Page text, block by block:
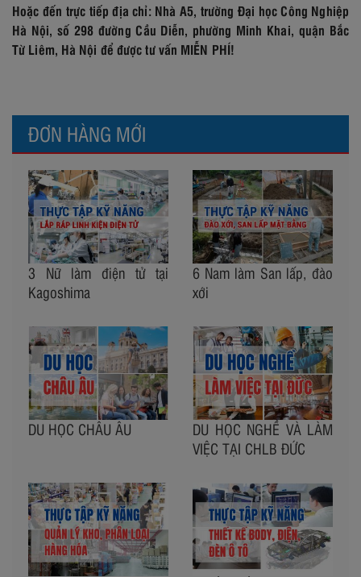
Hoặc đến trực tiếp địa chỉ: Nhà A5, trường Đại học Công Nghiệp
Hà Nội, số 298 đường Cầu Diễn, phường Minh Khai, quận Bắc
Từ Liêm, Hà Nội để được tư vấn MIỄN PHÍ!
ĐƠN HÀNG MỚI
3 Nữ làm điện tử tại
Kagoshima
6 Nam làm San lấp, đào
xới
DU HỌC CHÂU ÂU
DU HỌC NGHỀ VÀ LÀM
VIỆC TẠI CHLB ĐỨC